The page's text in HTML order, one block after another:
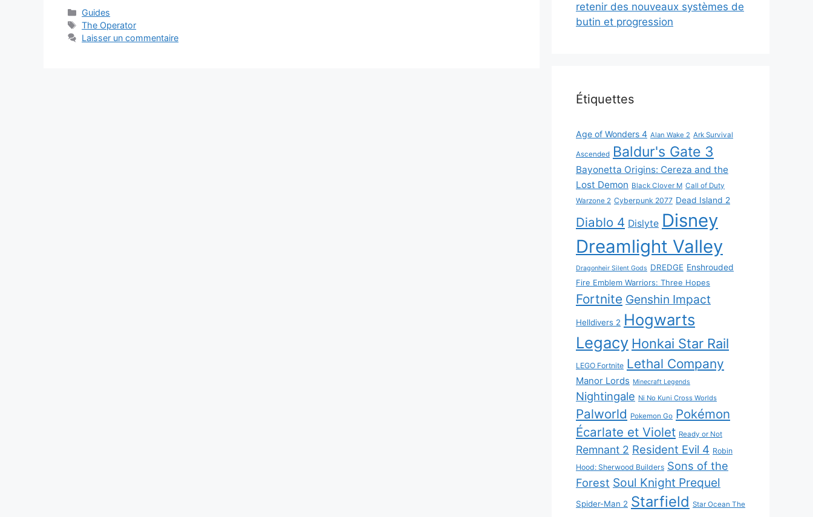
Catégories
Guides
Étiquettes
The Operator
Laisser un commentaire
retenir des nouveaux systèmes de
butin et progression
Étiquettes
Age of Wonders 4 Alan Wake 2 Ark Survival
Ascended Baldur's Gate 3
Bayonetta Origins: Cereza and the
Lost Demon Black Clover M Call of Duty
Warzone 2 Cyberpunk 2077 Dead Island 2
Diablo 4 Dislyte Disney
Dreamlight Valley
Dragonheir Silent Gods DREDGE Enshrouded
Fire Emblem Warriors: Three Hopes
Fortnite Genshin Impact
Helldivers 2 Hogwarts
Legacy Honkai Star Rail
LEGO Fortnite Lethal Company
Manor Lords Minecraft Legends
Nightingale Ni No Kuni Cross Worlds
Palworld Pokemon Go Pokémon
Écarlate et Violet Ready or Not
Remnant 2 Resident Evil 4 Robin
Hood: Sherwood Builders Sons of the
Forest Soul Knight Prequel
Spider-Man 2 Starfield Star Ocean The